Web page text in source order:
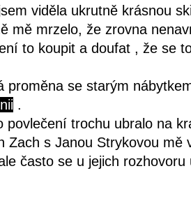
viděla ukrutně krásnou
mě mrzelo, že zrovna
to koupit a doufat , že se
proměna se starým
.
povlečení trochu ubralo na
Zach s Janou Strykovou
často se u jejich rozhovoru